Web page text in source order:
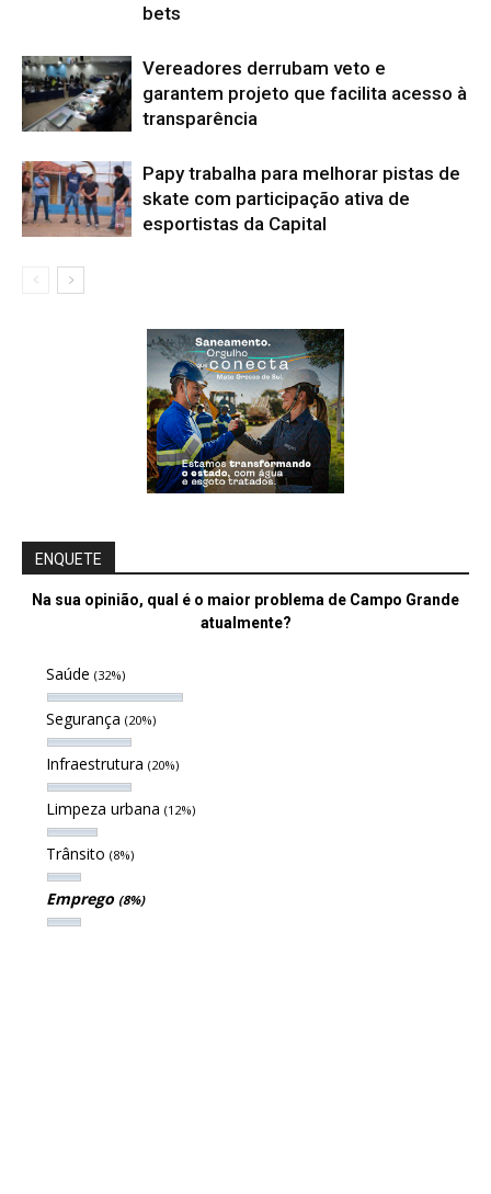
bets
Vereadores derrubam veto e
garantem projeto que facilita acesso à
transparência
Papy trabalha para melhorar pistas de
skate com participação ativa de
esportistas da Capital
ENQUETE
Na sua opinião, qual é o maior problema de Campo Grande
atualmente?
Saúde (32%)
Segurança (20%)
Infraestrutura (20%)
Limpeza urbana (12%)
Trânsito (8%)
Emprego (8%)